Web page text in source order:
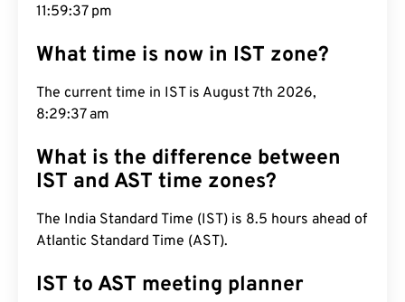
11:59:38 pm
What time is now in IST zone?
The current time in IST is August 7th 2026,
8:29:38 am
What is the difference between
IST and AST time zones?
The India Standard Time (IST) is 8.5 hours ahead of
Atlantic Standard Time (AST).
IST to AST meeting planner